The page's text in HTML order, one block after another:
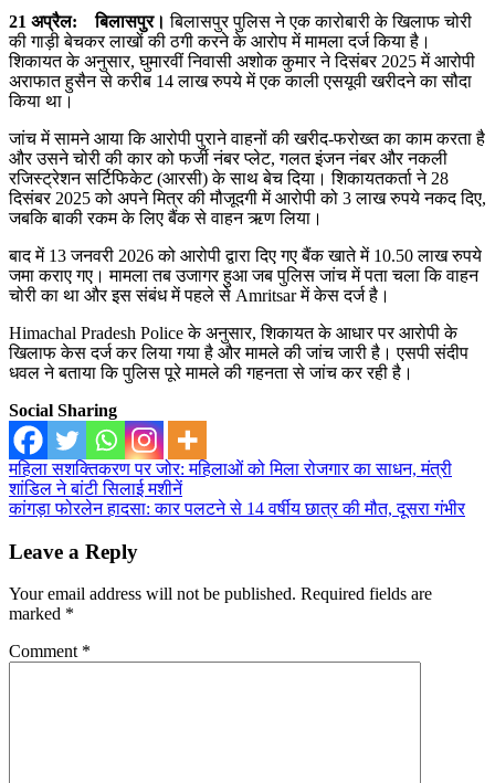
21 अप्रैल: बिलासपुर। बिलासपुर पुलिस ने एक कारोबारी के खिलाफ चोरी
की गाड़ी बेचकर लाखों की ठगी करने के आरोप में मामला दर्ज किया है।
शिकायत के अनुसार, घुमारवीं निवासी अशोक कुमार ने दिसंबर 2025 में आरोपी
अराफात हुसैन से करीब 14 लाख रुपये में एक काली एसयूवी खरीदने का सौदा
किया था।
जांच में सामने आया कि आरोपी पुराने वाहनों की खरीद-फरोख्त का काम करता है
और उसने चोरी की कार को फर्जी नंबर प्लेट, गलत इंजन नंबर और नकली
रजिस्ट्रेशन सर्टिफिकेट (आरसी) के साथ बेच दिया। शिकायतकर्ता ने 28
दिसंबर 2025 को अपने मित्र की मौजूदगी में आरोपी को 3 लाख रुपये नकद दिए,
जबकि बाकी रकम के लिए बैंक से वाहन ऋण लिया।
बाद में 13 जनवरी 2026 को आरोपी द्वारा दिए गए बैंक खाते में 10.50 लाख रुपये
जमा कराए गए। मामला तब उजागर हुआ जब पुलिस जांच में पता चला कि वाहन
चोरी का था और इस संबंध में पहले से Amritsar में केस दर्ज है।
Himachal Pradesh Police के अनुसार, शिकायत के आधार पर आरोपी के
खिलाफ केस दर्ज कर लिया गया है और मामले की जांच जारी है। एसपी संदीप
धवल ने बताया कि पुलिस पूरे मामले की गहनता से जांच कर रही है।
Social Sharing
Post
navigation
महिला सशक्तिकरण पर जोर: महिलाओं को मिला रोजगार का साधन, मंत्री
शांडिल ने बांटी सिलाई मशीनें
कांगड़ा फोरलेन हादसा: कार पलटने से 14 वर्षीय छात्र की मौत, दूसरा गंभीर
Leave a Reply
Your email address will not be published. Required fields are
marked *
Comment *